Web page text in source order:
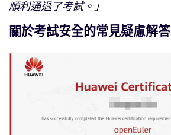
順利通過了考試。」
關於考試安全的常見疑慮解答